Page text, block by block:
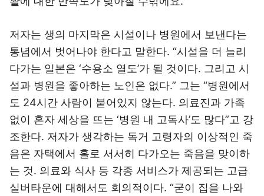
저자는 생의 마지막은 시설이나 병원에서 보낸다는
통념에서 벗어나야 한다고 말한다. “시설을 더 늘리
다가는 일본은 ‘수용소 열도’가 될 것이다. 그리고 시
설과 병원을 좋아하는 노인은 없다.” 그는 “병원에서
도 24시간 사람이 붙어있지 않는다. 의료진과 가족
없이 혼자 세상을 뜨는 ‘병원 내 고독사’도 많다”고 강
조한다. 저자가 생각하는 독거 고령자의 이상적인 죽
음은 자택에서 홀로 서서히 다가오는 죽음을 맞이하
는 것. 의료와 식사 등 각종 서비스가 제공되는 고급
실버타운에 대해서도 회의적이다. “굳이 집을 나와